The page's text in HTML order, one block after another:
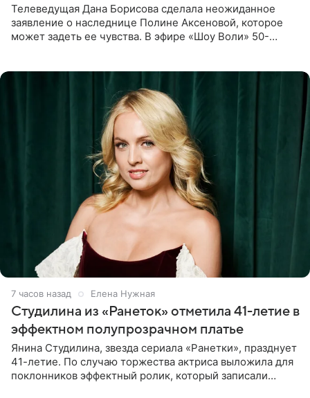
Телеведущая Дана Борисова сделала неожиданное
заявление о наследнице Полине Аксеновой, которое
может задеть ее чувства. В эфире «Шоу Воли» 50-
7 часов назад Елена Нужная
Студилина из «Ранеток» отметила 41-летие в
эффектном полупрозрачном платье
Янина Студилина, звезда сериала «Ранетки», празднует
41-летие. По случаю торжества актриса выложила для
поклонников эффектный ролик, который записали